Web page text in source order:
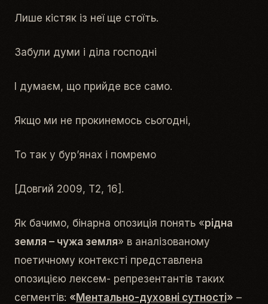
Лише кістяк із неї ще стоїть.
Забули думи і діла господні
І думаєм, що прийде все само.
Якщо ми не прокинемось сьогодні,
То так у бур’янах і помремо
[Довгий 2009, Т2, 16].
Як бачимо, бінарна опозиція понять «рідна
земля – чужа земля» в аналізованому
поетичному контексті представлена
опозицією лексем- репрезентантів таких
сегментів: «Ментально-духовні сутності» –